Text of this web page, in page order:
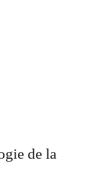
de la